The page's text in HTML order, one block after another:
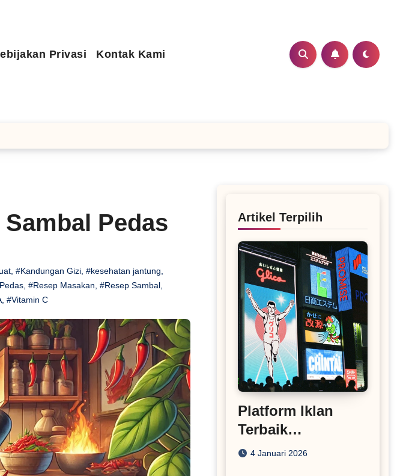
Privasi Kontak Kami
Pedas
, #Kandungan Gizi, #kesehatan jantung,
, #Resep Masakan, #Resep Sambal,
, #Vitamin C
Artikel Terpilih
Platform Iklan
Terbaik
Rekomendasi
4 Januari 2026